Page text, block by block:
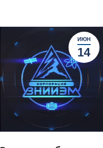
ИЮН
14